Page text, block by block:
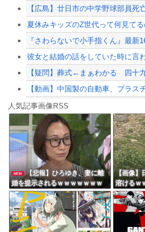
X、収益化が9/7に終わる
夏休みキッズのZ世代って何見てる
【疑問】葬式←まぁわかる 四十
8/4のニュース
更新中止のお知らせ
人気記事画像RSS
NEW
【悲報】ひろゆき、妻に離
婚を提示されるｗｗｗｗｗｗｗ
ｗｗｗｗｗｗｗｗｗ
【画像】
溶けるｗ
ｗｗｗ